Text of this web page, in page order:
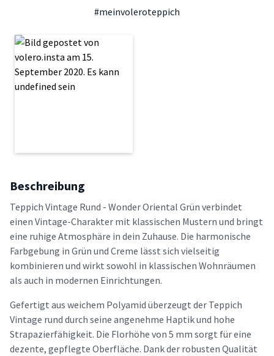
#meinvoleroteppich
Beschreibung
Teppich Vintage Rund - Wonder Oriental Grün verbindet
einen Vintage-Charakter mit klassischen Mustern und bringt
eine ruhige Atmosphäre in dein Zuhause. Die harmonische
Farbgebung in Grün und Creme lässt sich vielseitig
kombinieren und wirkt sowohl in klassischen Wohnräumen
als auch in modernen Einrichtungen.
Gefertigt aus weichem Polyamid überzeugt der Teppich
Vintage rund durch seine angenehme Haptik und hohe
Strapazierfähigkeit. Die Florhöhe von 5 mm sorgt für eine
dezente, gepflegte Oberfläche. Dank der robusten Qualität